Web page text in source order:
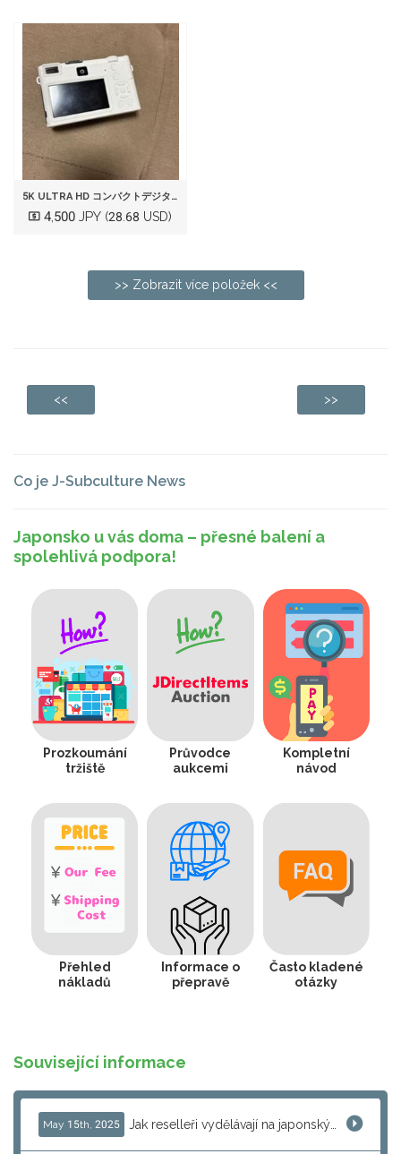
5K ULTRA HD コンパクトデジタルカメラ 本体 ホワイト
4,500 JPY (28.68 USD)
>> Zobrazit více položek <<
<< >>
Co je J-Subculture News
Japonsko u vás doma – přesné balení a
spolehlivá podpora!
Prozkoumání
tržiště
Průvodce
aukcemi
Kompletní
návod
Přehled
nákladů
Informace o
přepravě
Často kladené
otázky
Související informace
May 15th, 2025